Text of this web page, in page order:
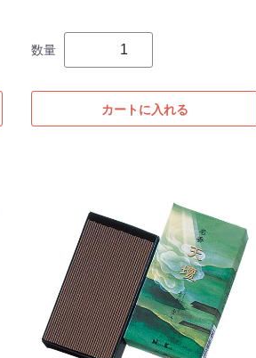
数量
カートに入れる